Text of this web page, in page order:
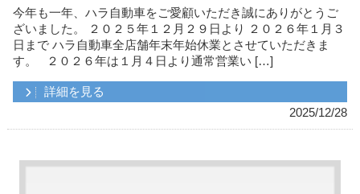
今年も一年、ハラ自動車をご愛顧いただき誠にありがとうご
ざいました。 ２０２５年１２月２９日より ２０２６年１月３
日まで ハラ自動車全店舗年末年始休業とさせていただきま
す。 ２０２６年は１月４日より通常営業い […]
詳細を見る
2025/12/28